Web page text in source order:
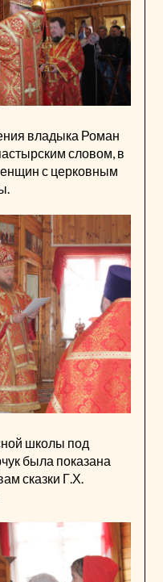
владыка Роман
словом, в
с церковным
школы под
была показана
сказки Г.Х.